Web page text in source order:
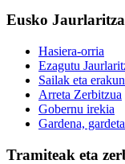
Eusko Jaurlaritza
Hasiera-orria
Ezagutu
Sailak eta
Arreta Zerbitzua
Gobernu irekia
Gardena,
Tramiteak eta